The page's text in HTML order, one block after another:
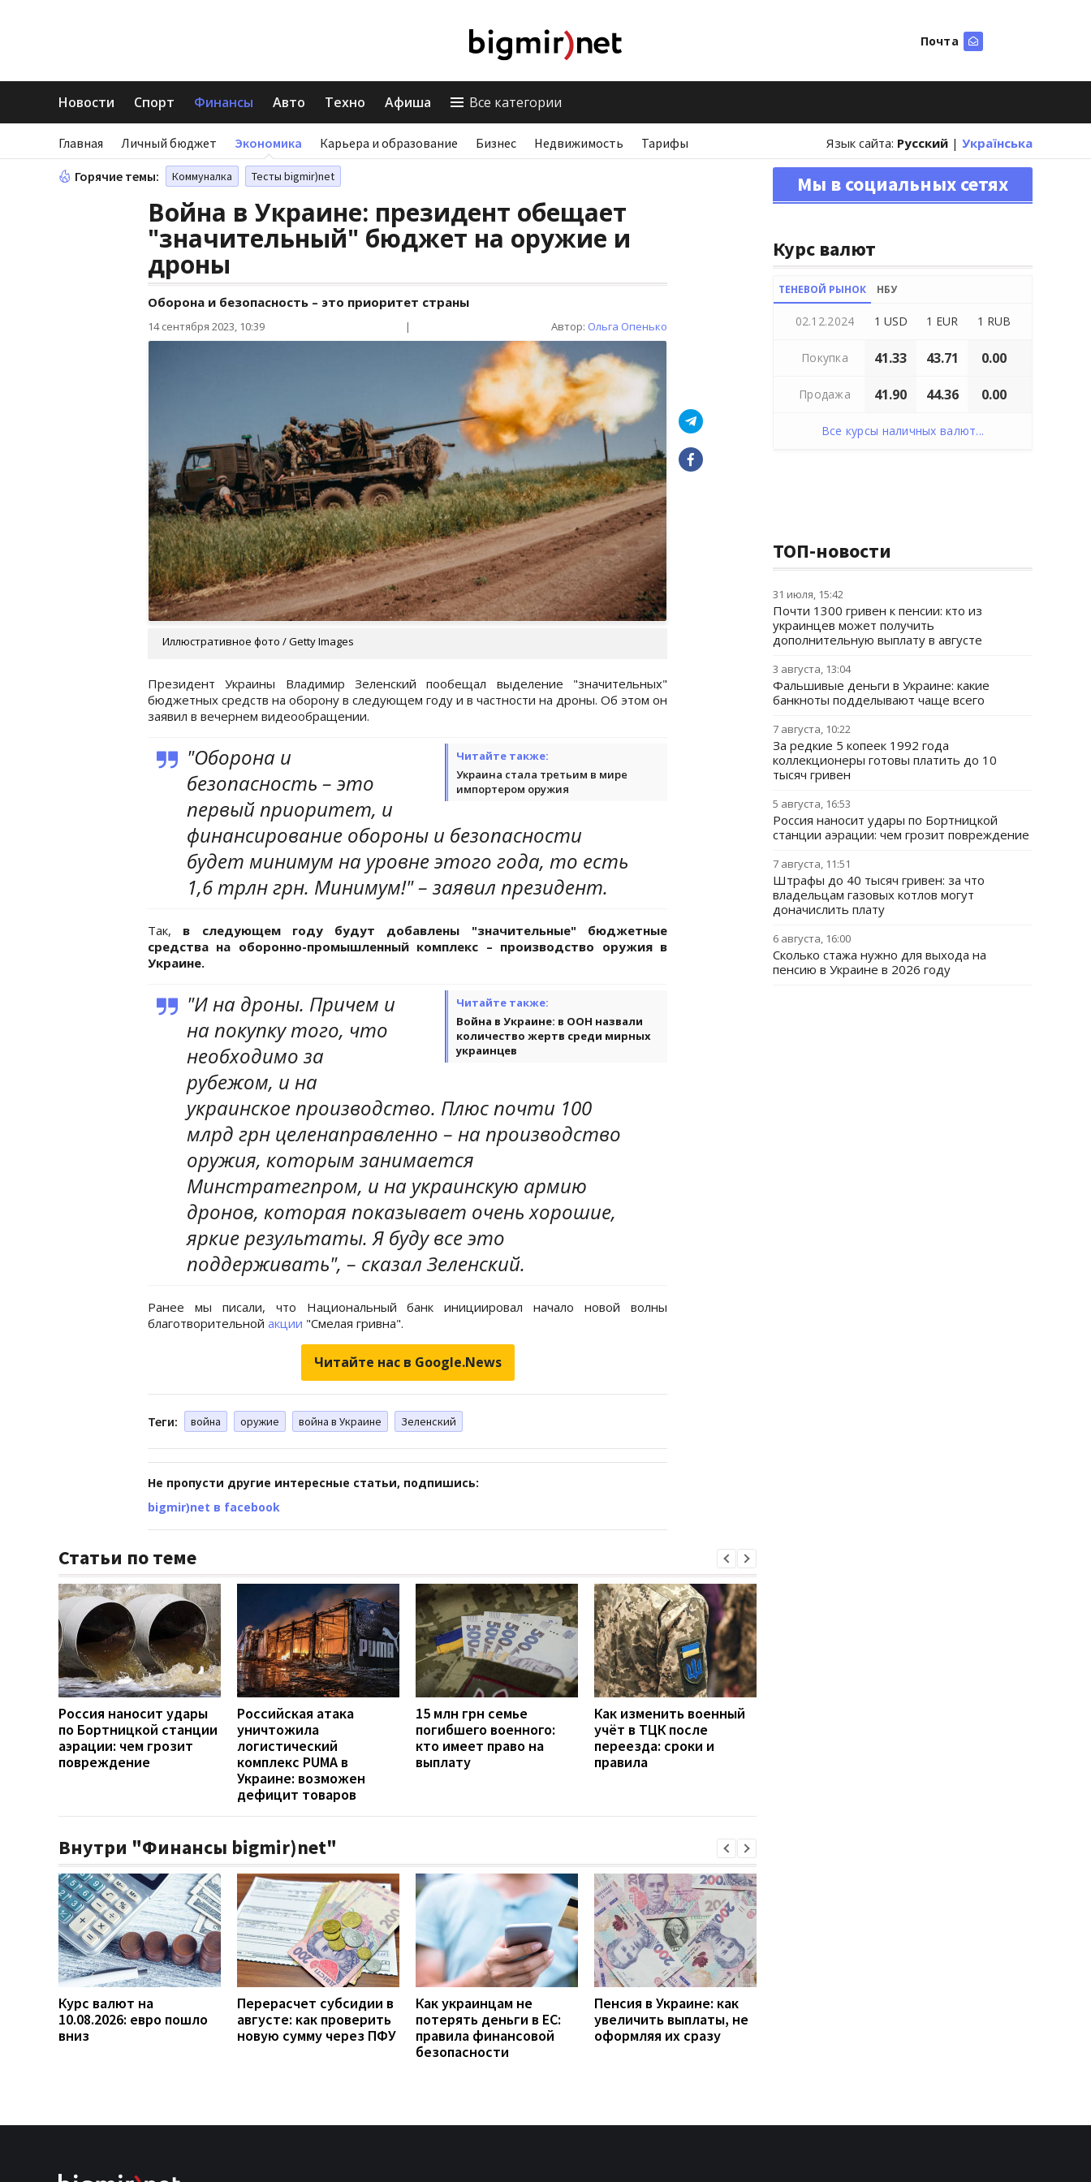
Почта
Новости Спорт Финансы Авто Техно Афиша Все категории
Главная Личный бюджет Экономика Карьера и образование Бизнес Недвижимость Тарифы Язык сайта: Русский | Українська
Горячие темы: Коммуналка Тесты bigmir)net
Война в Украине: президент обещает
"значительный" бюджет на оружие и
дроны
Оборона и безопасность – это приоритет страны
14 сентября 2023, 10:39 | Автор: Ольга Опенько
Иллюстративное фото / Getty Images
Президент Украины Владимир Зеленский пообещал выделение "значительных"
бюджетных средств на оборону в следующем году и в частности на дроны. Об этом он
заявил в вечернем видеообращении.
Читайте также:
Украина стала третьим в мире
импортером оружия
"Оборона и
безопасность – это
первый приоритет, и
финансирование обороны и безопасности
будет минимум на уровне этого года, то есть
1,6 трлн грн. Минимум!" – заявил президент.
Так, в следующем году будут добавлены "значительные" бюджетные
средства на оборонно-промышленный комплекс – производство оружия в
Украине.
Читайте также:
Война в Украине: в ООН назвали
количество жертв среди мирных
украинцев
"И на дроны. Причем и
на покупку того, что
необходимо за
рубежом, и на
украинское производство. Плюс почти 100
млрд грн целенаправленно – на производство
оружия, которым занимается
Минстратегпром, и на украинскую армию
дронов, которая показывает очень хорошие,
яркие результаты. Я буду все это
поддерживать", – сказал Зеленский.
Ранее мы писали, что Национальный банк инициировал начало новой волны
благотворительной акции "Смелая гривна".
Читайте нас в Google.News
Теги: война оружие война в Украине Зеленский
Не пропусти другие интересные статьи, подпишись:
bigmir)net в facebook
Статьи по теме
Россия наносит удары
по Бортницкой станции
аэрации: чем грозит
повреждение
Российская атака
уничтожила
логистический
комплекс PUMA в
Украине: возможен
дефицит товаров
15 млн грн семье
погибшего военного:
кто имеет право на
выплату
Как изменить военный
учёт в ТЦК после
переезда: сроки и
правила
Внутри "Финансы bigmir)net"
Курс валют на
10.08.2026: евро пошло
вниз
Перерасчет субсидии в
августе: как проверить
новую сумму через ПФУ
Как украинцам не
потерять деньги в ЕС:
правила финансовой
безопасности
Пенсия в Украине: как
увеличить выплаты, не
оформляя их сразу
Мы в социальных сетях
Курс валют
ТЕНЕВОЙ РЫНОК НБУ
02.12.2024 1 USD 1 EUR 1 RUB
Покупка 41.33 43.71 0.00
Продажа 41.90 44.36 0.00
Все курсы наличных валют...
ТОП-новости
31 июля, 15:42
Почти 1300 гривен к пенсии: кто из
украинцев может получить
дополнительную выплату в августе
3 августа, 13:04
Фальшивые деньги в Украине: какие
банкноты подделывают чаще всего
7 августа, 10:22
За редкие 5 копеек 1992 года
коллекционеры готовы платить до 10
тысяч гривен
5 августа, 16:53
Россия наносит удары по Бортницкой
станции аэрации: чем грозит повреждение
7 августа, 11:51
Штрафы до 40 тысяч гривен: за что
владельцам газовых котлов могут
доначислить плату
6 августа, 16:00
Сколько стажа нужно для выхода на
пенсию в Украине в 2026 году